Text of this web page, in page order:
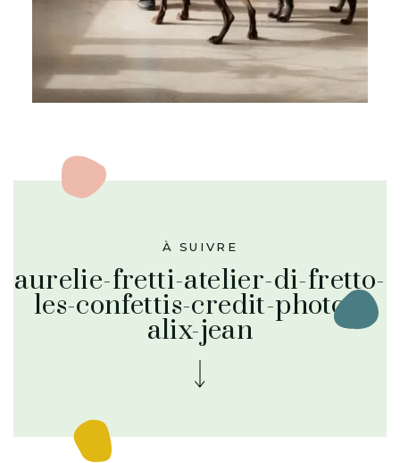
À SUIVRE
aurelie-fretti-atelier-di-fretto-
les-confettis-credit-photos-
alix-jean